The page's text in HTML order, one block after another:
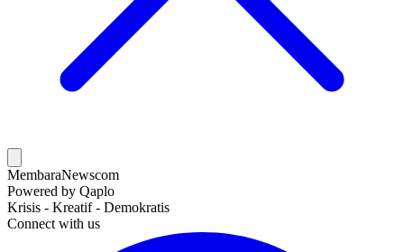
MembaraNewscom
Powered by Qaplo
Krisis - Kreatif - Demokratis
Connect with us